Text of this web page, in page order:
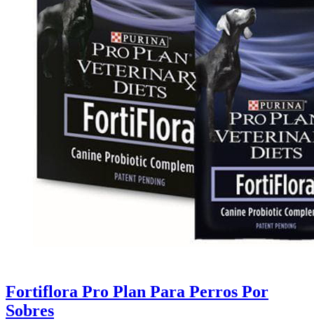
Fortiflora Pro Plan Para Perros Por
Sobres